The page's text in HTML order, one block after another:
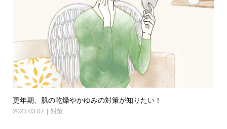
更年期、肌の乾燥やかゆみの対策が知りたい！
2023.03.07 対策